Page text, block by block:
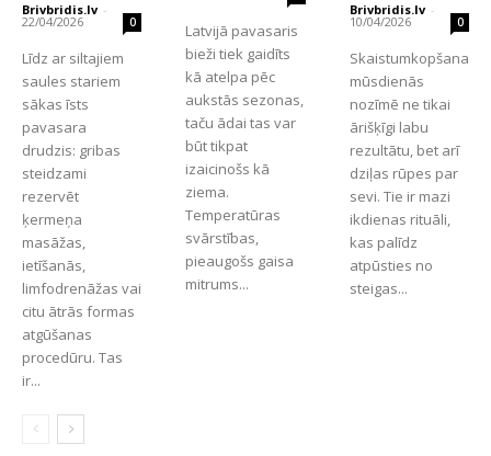
Brivbridis.lv -
22/04/2026 0
Līdz ar siltajiem
saules stariem
sākas īsts
pavasara
drudzis: gribas
steidzami
rezervēt
ķermeņa
masāžas,
ietīšanās,
limfodrenāžas vai
citu ātrās formas
atgūšanas
procedūru. Tas
ir...
Latvijā pavasaris
bieži tiek gaidīts
kā atelpa pēc
aukstās sezonas,
taču ādai tas var
būt tikpat
izaicinošs kā
ziema.
Temperatūras
svārstības,
pieaugošs gaisa
mitrums...
Brivbridis.lv -
10/04/2026 0
Skaistumkopšana
mūsdienās
nozīmē ne tikai
ārišķīgi labu
rezultātu, bet arī
dziļas rūpes par
sevi. Tie ir mazi
ikdienas rituāli,
kas palīdz
atpūsties no
steigas...